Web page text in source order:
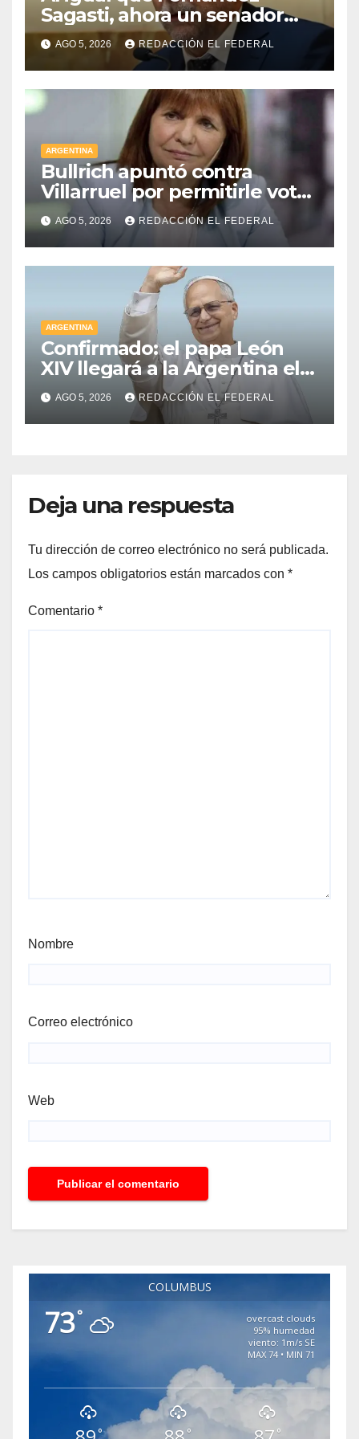
Sagasti, ahora un senador
radical pidió votar en forma
remota
AGO 5, 2026 REDACCIÓN EL FEDERAL
ARGENTINA
Bullrich apuntó contra
Villarruel por permitirle votar
a distancia a una senadora
kirchnerista: “Es un
mamarracho”
AGO 5, 2026 REDACCIÓN EL FEDERAL
ARGENTINA
Confirmado: el papa León
XIV llegará a la Argentina el 8
de noviembre y realizará una
histórica gira federal
AGO 5, 2026 REDACCIÓN EL FEDERAL
Deja una respuesta
Tu dirección de correo electrónico no será publicada.
Los campos obligatorios están marcados con *
Comentario *
Nombre
Correo electrónico
Web
COLUMBUS
73°
overcast clouds
95% humedad
viento: 1m/s SE
MAX 74 • MIN 71
° ° °